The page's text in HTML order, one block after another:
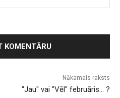
Nākamais raksts
"Jau" vai "Vēl" februāris… ?